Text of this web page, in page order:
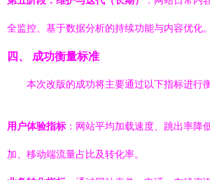
全监控、基于数据分析的持续功能与内容优化。
四、 成功衡量标准
本次改版的成功将主要通过以下指标进行
用户体验指标 ：网站平均加载速度、跳出率降
加、移动端流量占比及转化率。